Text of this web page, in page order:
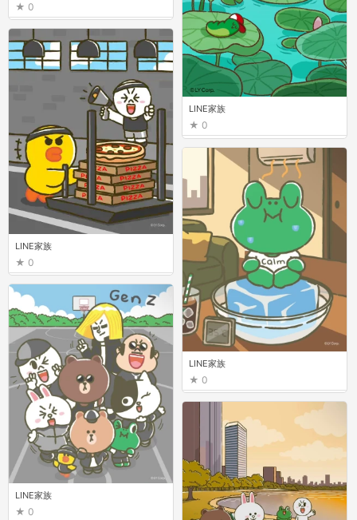
LINE家族
0
LINE家族
0
LINE家族
0
0
LINE家族
0